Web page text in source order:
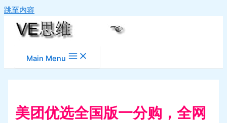
跳至内容
Main Menu
美团优选全国版一分购，全网